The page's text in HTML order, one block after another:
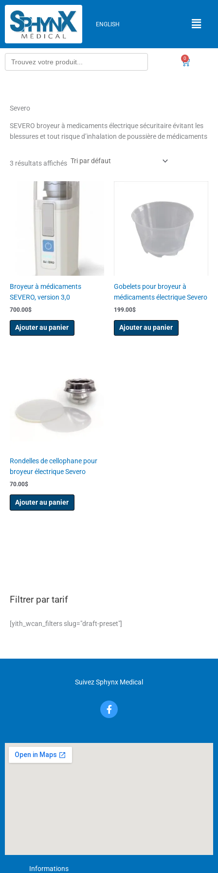
Aller
contenu
ENGLISH
Search
for:
0
Panier
Filtrer par tarif
[yith_wcan_filters slug="draft-preset"]
Severo
SEVERO broyeur à medicaments électrique sécuritaire évitant les
blessures et tout risque d’inhalation de poussière de médicaments
3 résultats affichés
Broyeur à médicaments
SEVERO, version 3,0
700.00$
Ajouter au panier
Gobelets pour broyeur à
médicaments électrique Severo
199.00$
Ajouter au panier
Rondelles de cellophane pour
broyeur électrique Severo
70.00$
Ajouter au panier
Suivez Sphynx Medical
F
a
c
o
Informations